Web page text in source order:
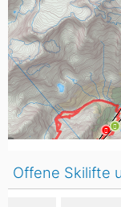
Offene Skilifte